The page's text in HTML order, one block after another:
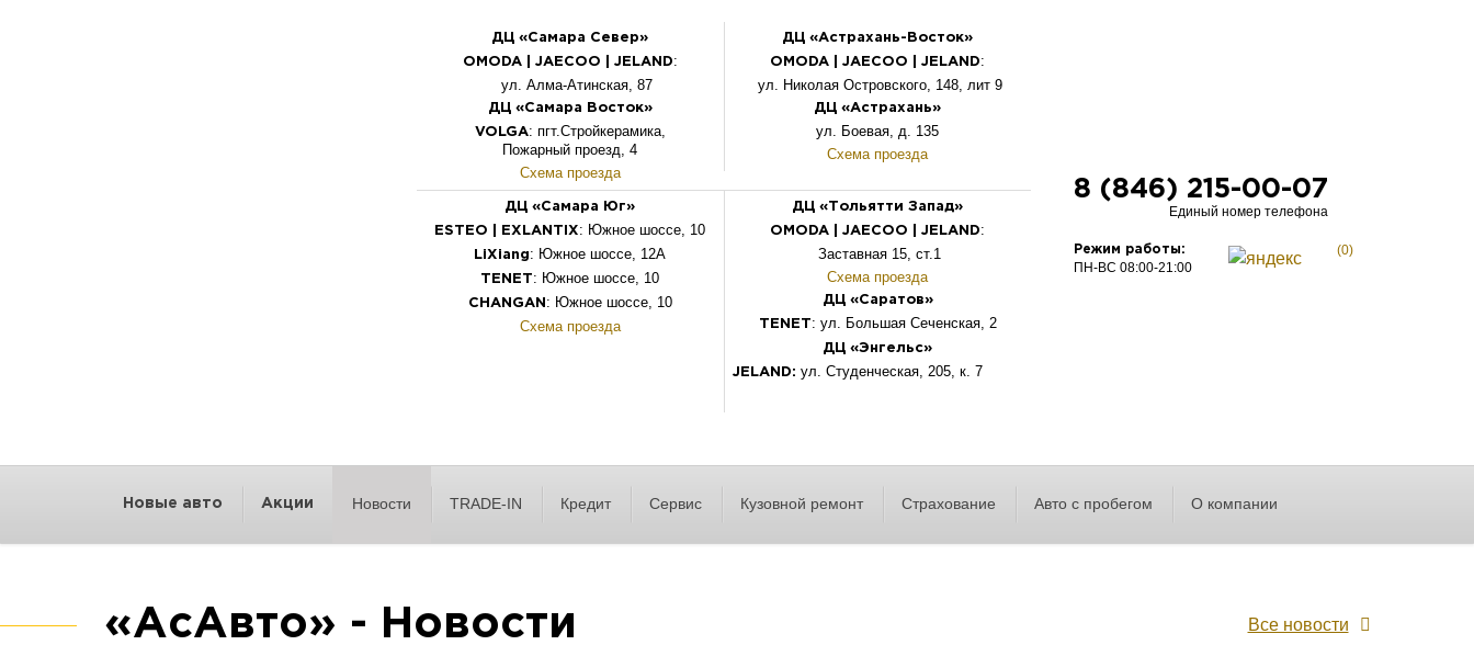
ДЦ «Самара Север»
OMODA | JAECOO
JELAND:
ул. Алма-Атинская, 87
ДЦ «Самара Восток»
VOLGA: пгт.Стройкерамика,
Пожарный проезд, 4
Схема проезда
ДЦ «Астрахань-Восток»
OMODA | JAECOO | JELAND:
ул. Николая Островского, 148, лит 9
ДЦ «Астрахань»
ул. Боевая, д. 135
Схема проезда
ДЦ «Самара Юг»
ESTEO | EXLANTIX: Южное шоссе, 10
LiXiang: Южное шоссе, 12А
TENET: Южное шоссе, 10
CHANGAN : Южное шоссе, 10
Схема проезда
ДЦ «Тольятти Запад»
OMODA | JAECOO
JELAND:
Заставная 15, ст.1
Схема проезда
ДЦ «Саратов»
TENET: ул. Большая Сеченская, 2
ДЦ «Энгельс»
JELAND: ул. Студенческая, 205, к. 7
8 (846) 215-00-07
Единый номер телефона
Режим работы:
ПН-ВС 08:00-21:00
(0)
Новые авто Акции Новости TRADE-IN Кредит Сервис Кузовной ремонт Страхование Авто с пробегом О компании
«АсАвто» - Новости Все новости